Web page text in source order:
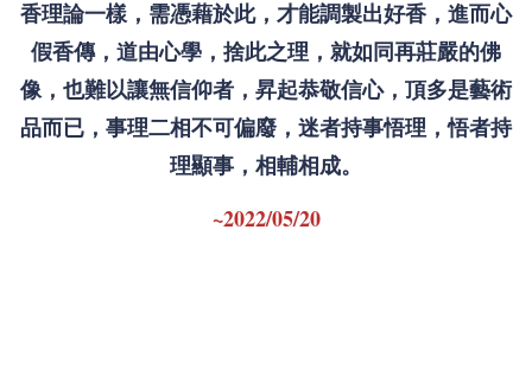
香理論一樣，需憑藉於此，才能調製出好香，進而心
假香傳，道由心學，捨此之理，就如同再莊嚴的佛
像，也難以讓無信仰者，昇起恭敬信心，頂多是藝術
品而已，事理二相不可偏廢，迷者持事悟理，悟者持
理顯事，相輔相成。
~2022/05/20